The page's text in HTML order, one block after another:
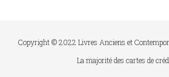
Copyright © 2022 Livres Anciens et
La majorité des cartes de